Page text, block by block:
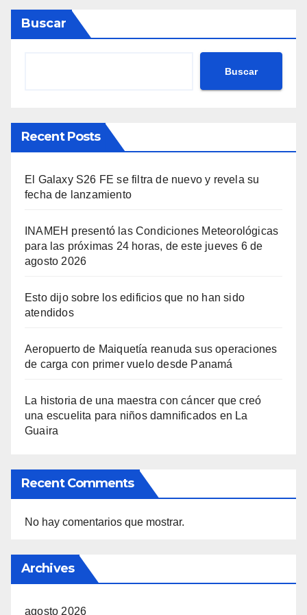
Buscar
Buscar
Recent Posts
El Galaxy S26 FE se filtra de nuevo y revela su
fecha de lanzamiento
INAMEH presentó las Condiciones Meteorológicas
para las próximas 24 horas, de este jueves 6 de
agosto 2026
Esto dijo sobre los edificios que no han sido
atendidos
Aeropuerto de Maiquetía reanuda sus operaciones
de carga con primer vuelo desde Panamá
La historia de una maestra con cáncer que creó
una escuelita para niños damnificados en La
Guaira
Recent Comments
No hay comentarios que mostrar.
Archives
agosto 2026